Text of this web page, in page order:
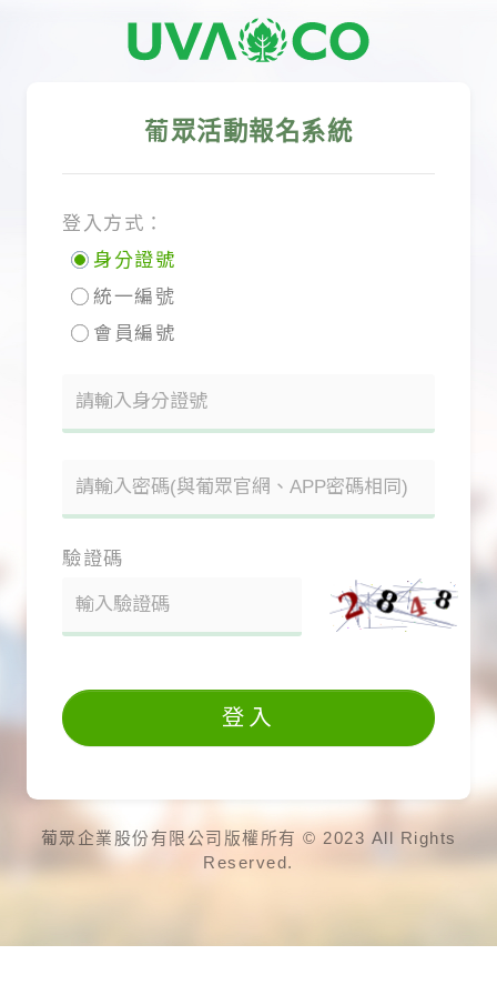
葡眾活動報名系統
登入方式：
身分證號
統一編號
會員編號
驗證碼
登入
葡眾企業股份有限公司版權所有 © 2023 All Rights
Reserved.